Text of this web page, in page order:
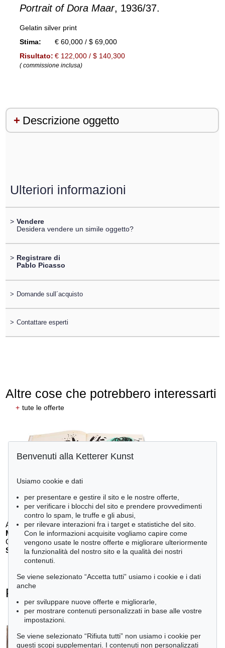
Portrait of Dora Maar, 1936/37.
Gelatin silver print
Stima:
€ 60,000 / $ 69,000
Risultato: € 122,000 / $ 140,300
( commissione inclusa)
Descrizione oggetto
Ulteriori informazioni
> Vendere
Desidera vendere un simile oggetto?
> Registrare di
Pablo Picasso
> Domande sull´acquisto
> Contattare esperti
Altre cose che potrebbero interessarti
+ tute le offerte
Auction 610 - Lot 426000268
MARC CHAGALL
Chagall Lithographe. Mit Orig.-Zeichnung von Chagall, 1963
Stima:€ 3,000
Pablo Picasso - Ogetti venduti
tute le offerte
Benvenuti alla Ketterer Kunst
Usiamo cookie e dati
per presentare e gestire il sito e le nostre offerte,
per verificare i blocchi del sito e prendere provvedimenti
contro lo spam, le truffe e gli abusi,
per rilevare interazioni fra i target e statistiche del sito.
Con le informazioni acquisite vogliamo capire come
vengono usate le nostre offerte e migliorare ulteriormente
la funzionalità del nostro sito e la qualità dei nostri
contenuti.
Se viene selezionato “Accetta tutti” usiamo i cookie e i dati
anche
per sviluppare nuove offerte e migliorarle,
per mostrare contenuti personalizzati in base alle vostre
impostazioni.
Se viene selezionato “Rifiuta tutti” non usiamo i cookie per
questi scopi supplementari. I contenuti non personalizzati